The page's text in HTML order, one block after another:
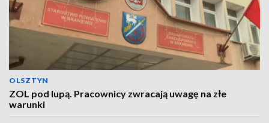
OLSZTYN
ZOL pod lupą. Pracownicy zwracają uwagę na złe
warunki